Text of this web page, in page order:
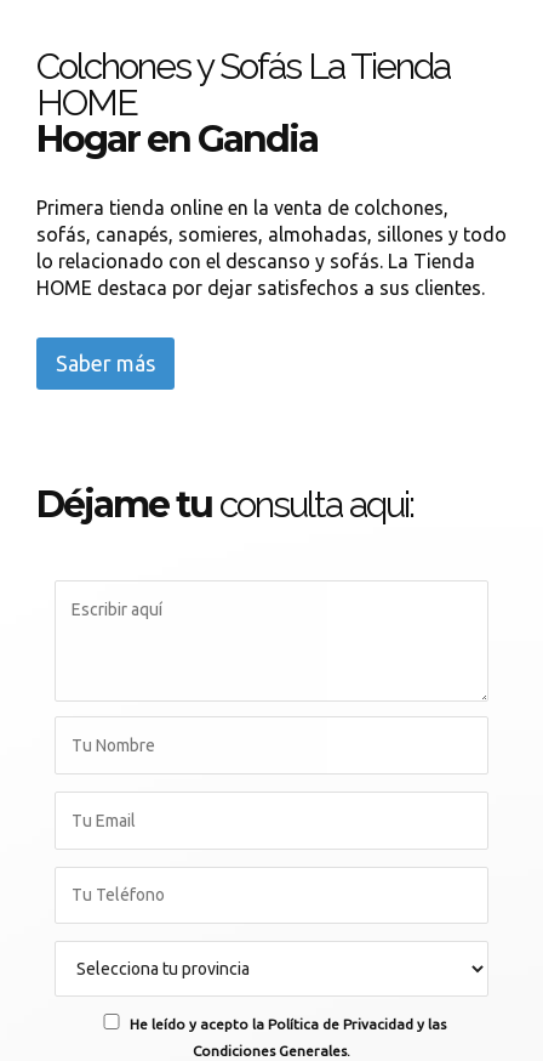
Colchones y Sofás La Tienda
HOME
Hogar en Gandia
Primera tienda online en la venta de colchones,
sofás, canapés, somieres, almohadas, sillones y todo
lo relacionado con el descanso y sofás. La Tienda
HOME destaca por dejar satisfechos a sus clientes.
Saber más
Déjame tu consulta aqui:
He leído y acepto la Política de Privacidad y las
Condiciones Generales.